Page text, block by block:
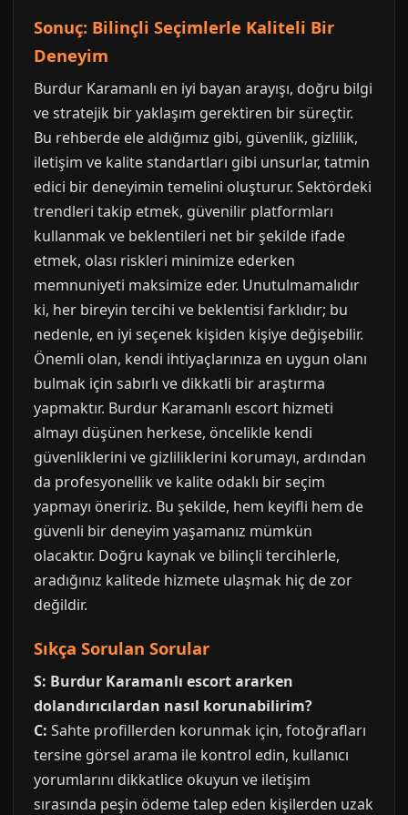
Sonuç: Bilinçli Seçimlerle Kaliteli Bir
Deneyim
Burdur Karamanlı en iyi bayan arayışı, doğru bilgi
ve stratejik bir yaklaşım gerektiren bir süreçtir.
Bu rehberde ele aldığımız gibi, güvenlik, gizlilik,
iletişim ve kalite standartları gibi unsurlar, tatmin
edici bir deneyimin temelini oluşturur. Sektördeki
trendleri takip etmek, güvenilir platformları
kullanmak ve beklentileri net bir şekilde ifade
etmek, olası riskleri minimize ederken
memnuniyeti maksimize eder. Unutulmamalıdır
ki, her bireyin tercihi ve beklentisi farklıdır; bu
nedenle, en iyi seçenek kişiden kişiye değişebilir.
Önemli olan, kendi ihtiyaçlarınıza en uygun olanı
bulmak için sabırlı ve dikkatli bir araştırma
yapmaktır. Burdur Karamanlı escort hizmeti
almayı düşünen herkese, öncelikle kendi
güvenliklerini ve gizliliklerini korumayı, ardından
da profesyonellik ve kalite odaklı bir seçim
yapmayı öneririz. Bu şekilde, hem keyifli hem de
güvenli bir deneyim yaşamanız mümkün
olacaktır. Doğru kaynak ve bilinçli tercihlerle,
aradığınız kalitede hizmete ulaşmak hiç de zor
değildir.
Sıkça Sorulan Sorular
S: Burdur Karamanlı escort ararken
dolandırıcılardan nasıl korunabilirim?
C: Sahte profillerden korunmak için, fotoğrafları
tersine görsel arama ile kontrol edin, kullanıcı
yorumlarını dikkatlice okuyun ve iletişim
sırasında peşin ödeme talep eden kişilerden uzak